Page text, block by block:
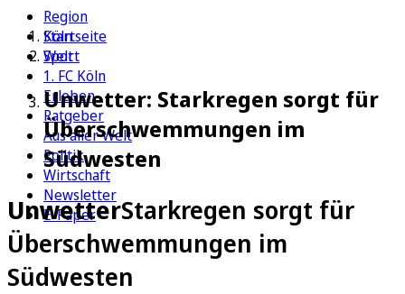
Region
Köln
Sport
1. FC Köln
Erleben
Ratgeber
Aus aller Welt
Politik
Wirtschaft
Newsletter
E-Paper
Startseite
Welt
Unwetter: Starkregen sorgt für
Überschwemmungen im
Südwesten
UnwetterStarkregen sorgt für
Überschwemmungen im
Südwesten